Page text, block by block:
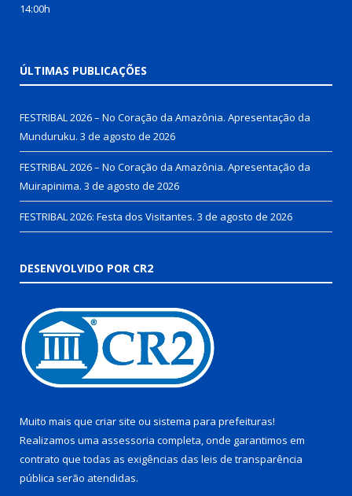
14:00h
ÚLTIMAS PUBLICAÇÕES
FESTRIBAL 2026 – No Coração da Amazônia. Apresentação da
Munduruku. 3 de agosto de 2026
FESTRIBAL 2026 – No Coração da Amazônia. Apresentação da
Muirapinima. 3 de agosto de 2026
FESTRIBAL 2026: Festa dos Visitantes. 3 de agosto de 2026
DESENVOLVIDO POR CR2
Muito mais que criar site ou sistema para prefeituras!
Realizamos uma assessoria completa, onde garantimos em
contrato que todas as exigências das leis de transparência
pública serão atendidas.